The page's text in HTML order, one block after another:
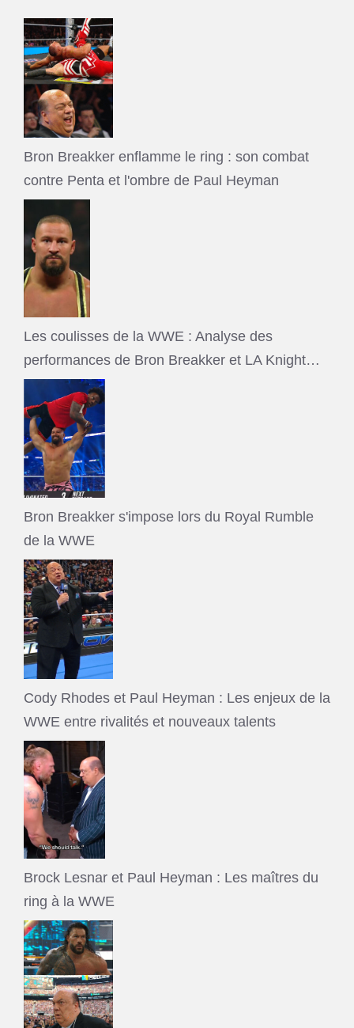
Bron Breakker enflamme le ring : son combat
contre Penta et l'ombre de Paul Heyman
Les coulisses de la WWE : Analyse des
performances de Bron Breakker et LA Knight…
Bron Breakker s'impose lors du Royal Rumble
de la WWE
Cody Rhodes et Paul Heyman : Les enjeux de la
WWE entre rivalités et nouveaux talents
Brock Lesnar et Paul Heyman : Les maîtres du
ring à la WWE